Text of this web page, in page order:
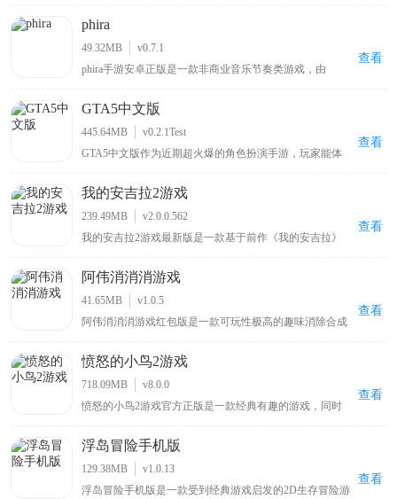
佩恩、宇智波斑「秽土转生·解」等多位原作角色，每个角
色拥有独特的技能组合与秘卷系统，玩家可通过连招、位
移与特殊技实现高自由度操作。除单人剧情外，还包含对
战、忍界大战、无尽试炼、演练等玩法，满足休闲刷本与
phira
49.32MB
v0.7.1
phira手游安卓正版是一款非商业音乐节奏类游戏，由
自制音乐谱，包括网上知名度很高的零号车辆、喜之郎果
肉果冻、我要当太空人、初音未来的消失等原创歌曲关卡
都可以在这里找到，可以让玩家在玩游戏的同时也能听音
乐。
查看
GTA5中文版
445.64MB
v0.2.1Test
GTA5中文版作为近期超火爆的角色扮演手游，玩家能体
操作，能在手机上尽享游戏乐趣，还可在游戏里邀请好友
一同加入，感受GTA5最新手机版带来的精彩体验。
查看
我的安吉拉2游戏
239.49MB
v2.0.0.562
我的安吉拉2游戏最新版是一款基于前作《我的安吉拉》
还加强了安吉拉的形象，使其变得更加活灵活现，给予了
玩家身临其境的代入感。游戏的操作十分简单，与前作基
本相同，在游戏初期有着非常细致的新手引导系统，玩家
不用担心上手很难。
查看
阿伟消消消游戏
41.65MB
v1.0.5
阿伟消消消游戏红包版是一款可玩性极高的趣味消除合成
剔除元素，也有有趣的爱情情节，能让玩家沉浸其中，尽
情享受甜蜜乐趣，给玩家带来别具一格的消除游戏体验，
适合喜爱消除类游戏的玩家畅玩。
查看
愤怒的小鸟2游戏
718.09MB
v8.0.0
愤怒的小鸟2游戏官方正版是一款经典有趣的游戏，同时
现有了很大的提升，场景立体效果也显得更加的突出，给
玩家带来很强的视觉冲击力，而小鸟角色得益于在3D画面
的加持下，显得更加生动可爱，相信能给玩家带来别样的
惊喜。
查看
浮岛冒险手机版
129.38MB
v1.0.13
浮岛冒险手机版是一款受到经典游戏启发的2D生存冒险游
查看